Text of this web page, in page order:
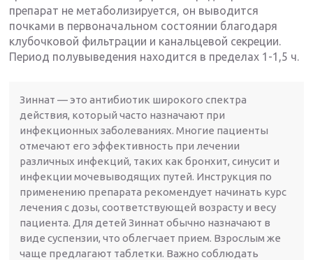
препарат не метаболизируется, он выводится
почками в первоначальном состоянии благодаря
клубочковой фильтрации и канальцевой секреции.
Период полувыведения находится в пределах 1-1,5 ч.
Зиннат — это антибиотик широкого спектра
действия, который часто назначают при
инфекционных заболеваниях. Многие пациенты
отмечают его эффективность при лечении
различных инфекций, таких как бронхит, синусит и
инфекции мочевыводящих путей. Инструкция по
применению препарата рекомендует начинать курс
лечения с дозы, соответствующей возрасту и весу
пациента. Для детей Зиннат обычно назначают в
виде суспензии, что облегчает прием. Взрослым же
чаще предлагают таблетки. Важно соблюдать